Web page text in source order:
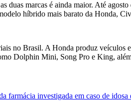
duas marcas é ainda maior. Até
híbrido mais barato da Honda,
no Brasil. A Honda produz
Dolphin Mini, Song Pro e King,